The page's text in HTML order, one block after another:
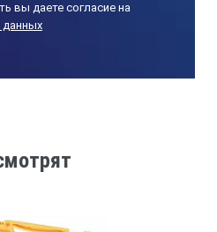
вы даете согласие на
данных